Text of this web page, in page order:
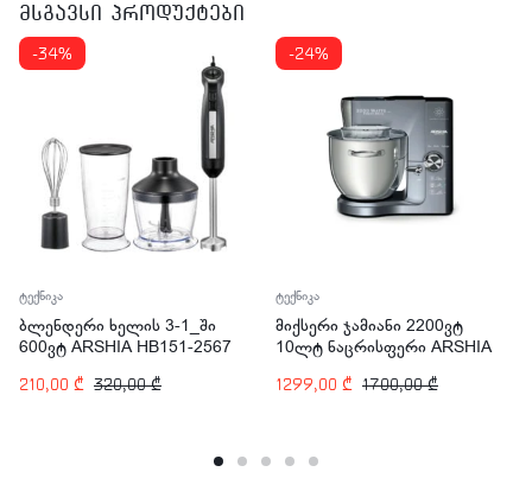
მსგავსი პროდუქტები
-34%
ტექნიკა
ბლენდერი ხელის 3-1_ში
600ვტ ARSHIA HB151-2567
210,00 ₾ 320,00₾
-24%
ტექნიკა
მიქსერი ჯამიანი 2200ვტ
10ლტ ნაცრისფერი ARSHIA
1299,00 ₾ 1700,00₾